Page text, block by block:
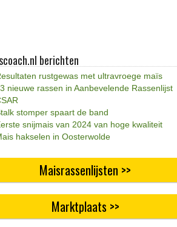
berichten
rustgewas met ultravroege maïs
nieuwe rassen in Aanbevelende Rassenlijst
stomper spaart de band
snijmais van 2024 van hoge kwaliteit
hakselen in Oosterwolde
Maisrassenlijsten >>
Marktplaats >>